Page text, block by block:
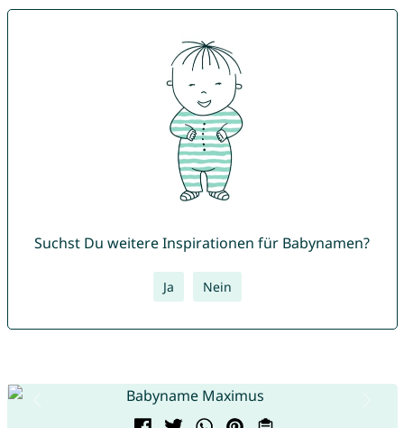
Suchst Du weitere Inspirationen für Babynamen?
Ja Nein